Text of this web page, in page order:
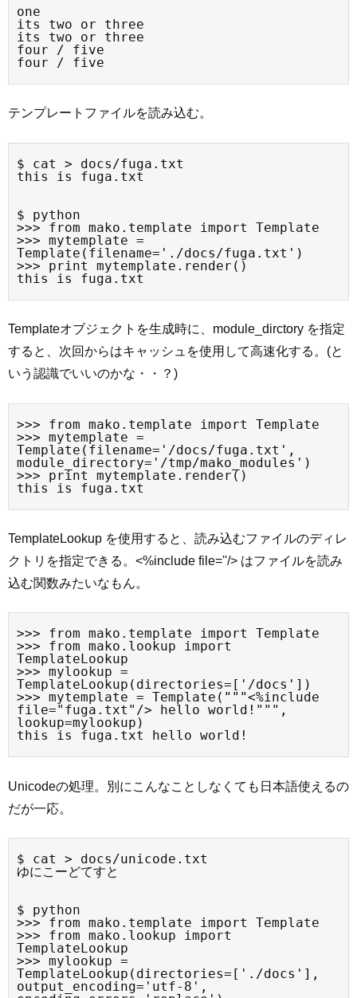
one
its two or three
its two or three
four / five
four / five
テンプレートファイルを読み込む。
$ cat > docs/fuga.txt
this is fuga.txt
$ python
>>> from mako.template import Template
>>> mytemplate =
Template(filename='./docs/fuga.txt')
>>> print mytemplate.render()
this is fuga.txt
Templateオブジェクトを生成時に、module_dirctory を指定
すると、次回からはキャッシュを使用して高速化する。(と
いう認識でいいのかな・・？)
>>> from mako.template import Template
>>> mytemplate =
Template(filename='/docs/fuga.txt',
module_directory='/tmp/mako_modules')
>>> print mytemplate.render()
this is fuga.txt
TemplateLookup を使用すると、読み込むファイルのディレ
クトリを指定できる。<%include file=''/> はファイルを読み
込む関数みたいなもん。
>>> from mako.template import Template
>>> from mako.lookup import
TemplateLookup
>>> mylookup =
TemplateLookup(directories=['/docs'])
>>> mytemplate = Template("""<%include
file="fuga.txt"/> hello world!""",
lookup=mylookup)
this is fuga.txt hello world!
Unicodeの処理。別にこんなことしなくても日本語使えるの
だが一応。
$ cat > docs/unicode.txt
ゆにこーどてすと
$ python
>>> from mako.template import Template
>>> from mako.lookup import
TemplateLookup
>>> mylookup =
TemplateLookup(directories=['./docs'],
output_encoding='utf-8',